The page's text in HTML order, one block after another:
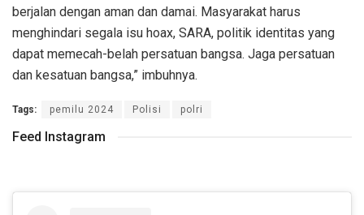
berjalan dengan aman dan damai. Masyarakat harus
menghindari segala isu hoax, SARA, politik identitas yang
dapat memecah-belah persatuan bangsa. Jaga persatuan
dan kesatuan bangsa,” imbuhnya.
Tags: pemilu 2024 Polisi polri
Feed Instagram